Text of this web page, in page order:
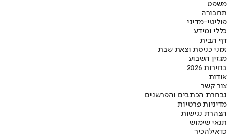
משפט
תחבורה
פוליטי-מדיני
כללי ומידע
דף הבית
זמני כניסת וצאת שבת
מגזין השבוע
בחירות 2026
אודות
צור קשר
נבחרת הכתבים והפרשנים
מדיניות פרטיות
הצהרת נגישות
תנאי שימוש
כדאילהכיר